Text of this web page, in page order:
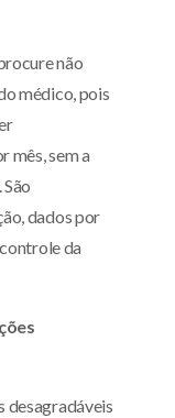
não
médico, pois
mês, sem a
dados por
da
desagradáveis